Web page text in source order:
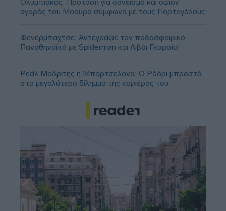
αγοράς του Μόουρα σύμφωνα με τους Πορτογάλους
Φενέρμπαχτσε: Αντέγραψε τον ποδοσφαιρικό
Παναθηναϊκό με Spiderman και Λιβάι Γκαρσία!
Ρεάλ Μαδρίτης ή Μπαρτσελόνα; Ο Ρόδρι μπροστά
στο μεγαλύτερο δίλημμα της καριέρας του